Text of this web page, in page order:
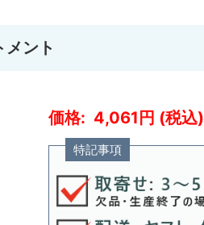
ント
4,061
特記事項